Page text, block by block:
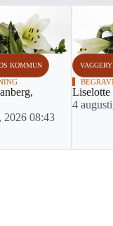
KOMMUN
2026 08:43
4